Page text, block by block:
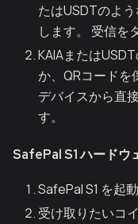
たはUSDTのよ
します。 受信を
KAIAまたは
か、QRコードを
デバイスから直
す。
SafePal S1 ハードウ
SafePal S1 を起
受け取りたいコ